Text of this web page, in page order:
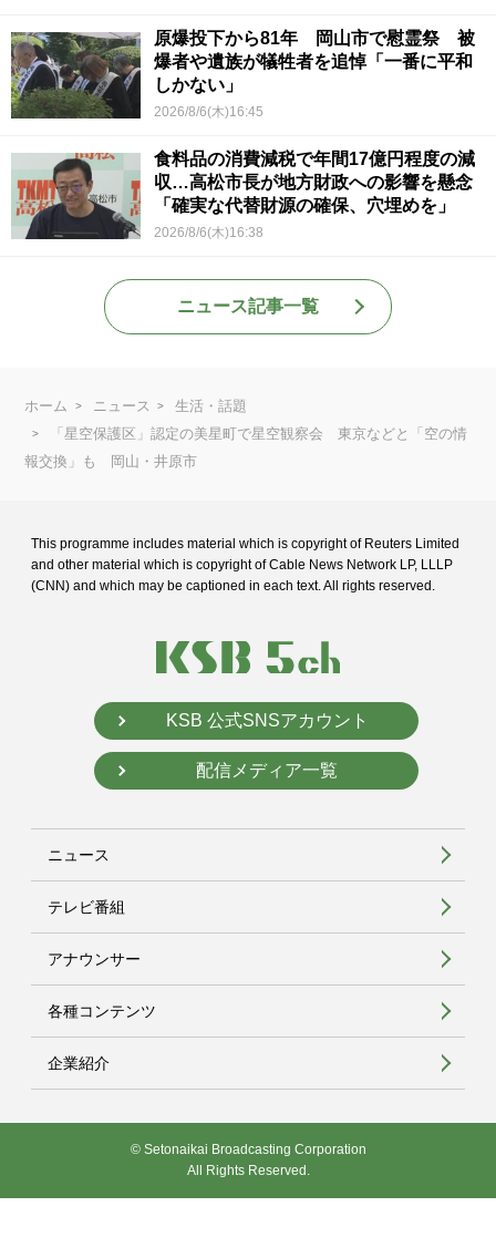
原爆投下から81年 岡山市で慰霊祭 被
爆者や遺族が犠牲者を追悼「一番に平和
しかない」
2026/8/6(木)16:45
食料品の消費減税で年間17億円程度の減
収…高松市長が地方財政への影響を懸念
「確実な代替財源の確保、穴埋めを」
2026/8/6(木)16:38
ニュース記事一覧
ホーム ニュース
生活・話題
「星空保護区」認定の美星町で星空観察会 東京などと「空の情
報交換」も 岡山・井原市
This programme includes material which is copyright of Reuters Limited
and other material which is copyright of Cable News Network LP, LLLP
(CNN) and which may be captioned in each text. All rights reserved.
KSB 公式SNSアカウント
配信メディア一覧
ニュース
テレビ番組
アナウンサー
各種コンテンツ
企業紹介
© Setonaikai Broadcasting Corporation
All Rights Reserved.